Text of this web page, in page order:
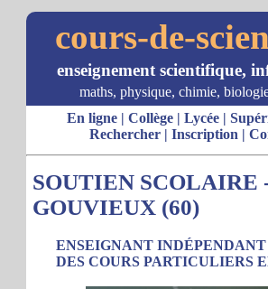
cours-de-
enseignement scientifique,
maths, physique, chimie,
En ligne| Collège| Lycée|
Rechercher| Inscription |
SOUTIEN SCOLAIRE
GOUVIEUX (60)
ENSEIGNANT INDÉPENDANT
DES COURS PARTICULIERS